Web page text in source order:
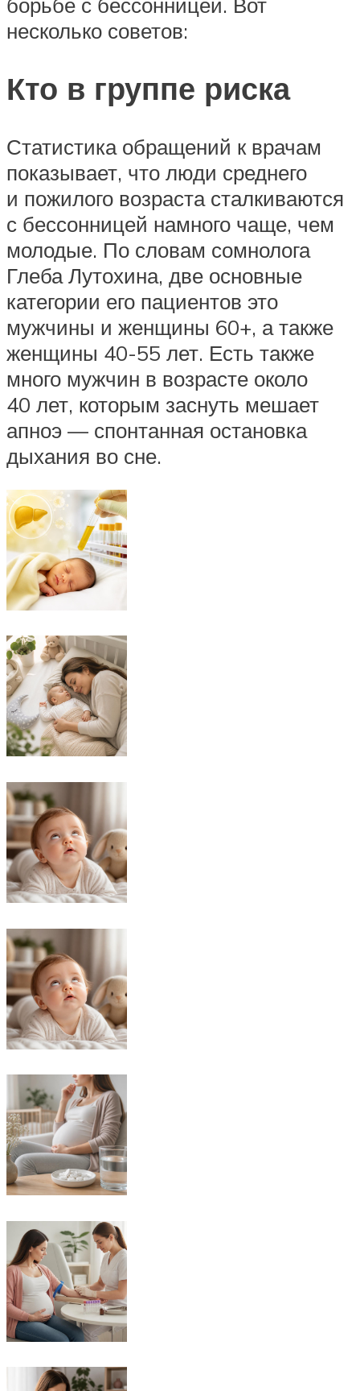
несколько советов:
Кто в группе риска
Статистика обращений к врачам
показывает, что люди среднего
и пожилого возраста сталкиваются
с бессонницей намного чаще, чем
молодые. По словам сомнолога
Глеба Лутохина, две основные
категории его пациентов это
мужчины и женщины 60+, а также
женщины 40-55 лет. Есть также
много мужчин в возрасте около
40 лет, которым заснуть мешает
апноэ — спонтанная остановка
дыхания во сне.